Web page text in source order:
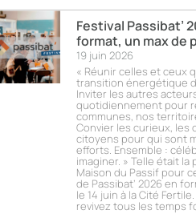
Festival Passibat’
format, un max de
19 juin 2026
« Réunir celles et ceux
transition énergétique
Inviter les autres
quotidiennement pour
communes, nos
Convier les curieux, les
citoyens pour qui sont
efforts. Ensemble :
imaginer. » Telle était la
Maison du Passif pour
de Passibat’ 2026 en
le 14 juin à la Cité
revivez tous les temps